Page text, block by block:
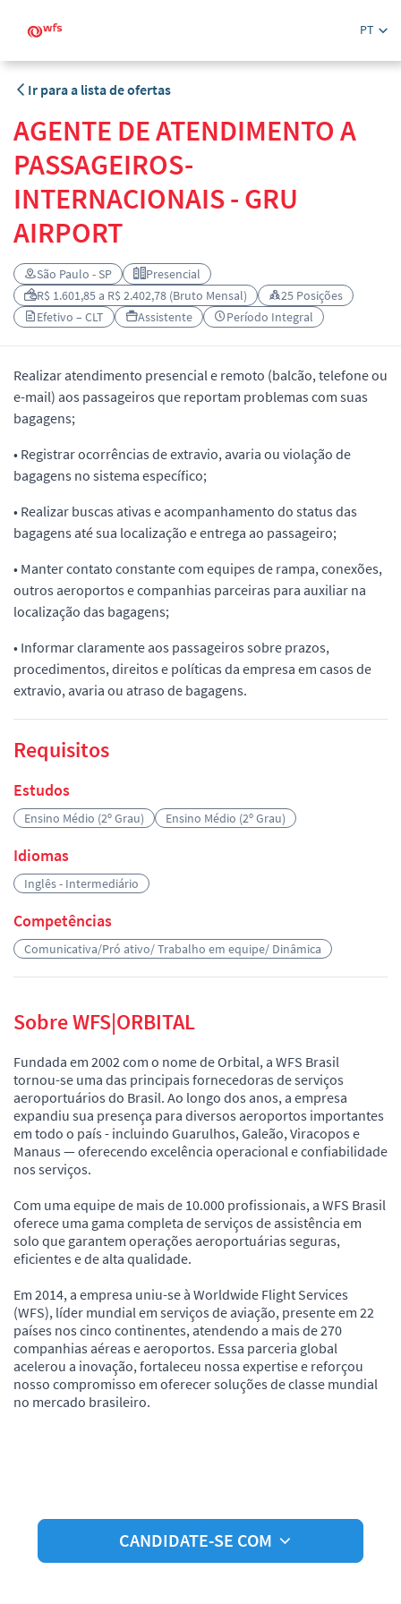
PT
Ir para a lista de ofertas
AGENTE DE ATENDIMENTO A
PASSAGEIROS-
INTERNACIONAIS - GRU
AIRPORT
São Paulo - SP
Presencial
R$ 1.601,85 a R$ 2.402,78 (Bruto Mensal)
25 Posições
Efetivo – CLT
Assistente Período Integral
Realizar atendimento presencial e remoto (balcão, telefone ou
e-mail) aos passageiros que reportam problemas com suas
bagagens;
• Registrar ocorrências de extravio, avaria ou violação de
bagagens no sistema específico;
• Realizar buscas ativas e acompanhamento do status das
bagagens até sua localização e entrega ao passageiro;
• Manter contato constante com equipes de rampa, conexões,
outros aeroportos e companhias parceiras para auxiliar na
localização das bagagens;
• Informar claramente aos passageiros sobre prazos,
procedimentos, direitos e políticas da empresa em casos de
extravio, avaria ou atraso de bagagens.
Requisitos
Estudos
Ensino Médio (2º Grau) Ensino Médio (2º Grau)
Idiomas
Inglês - Intermediário
Competências
Comunicativa/Pró ativo/ Trabalho em equipe/ Dinâmica
Sobre WFS|ORBITAL
Fundada em 2002 com o nome de Orbital, a WFS Brasil
tornou-se uma das principais fornecedoras de serviços
aeroportuários do Brasil. Ao longo dos anos, a empresa
expandiu sua presença para diversos aeroportos importantes
em todo o país - incluindo Guarulhos, Galeão, Viracopos e
Manaus — oferecendo excelência operacional e confiabilidade
nos serviços.
Com uma equipe de mais de 10.000 profissionais, a WFS Brasil
oferece uma gama completa de serviços de assistência em
solo que garantem operações aeroportuárias seguras,
eficientes e de alta qualidade.
Em 2014, a empresa uniu-se à Worldwide Flight Services
(WFS), líder mundial em serviços de aviação, presente em 22
países nos cinco continentes, atendendo a mais de 270
companhias aéreas e aeroportos. Essa parceria global
acelerou a inovação, fortaleceu nossa expertise e reforçou
nosso compromisso em oferecer soluções de classe mundial
no mercado brasileiro.
CANDIDATE-SE COM